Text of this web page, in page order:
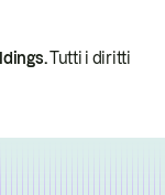
Tutti i diritti